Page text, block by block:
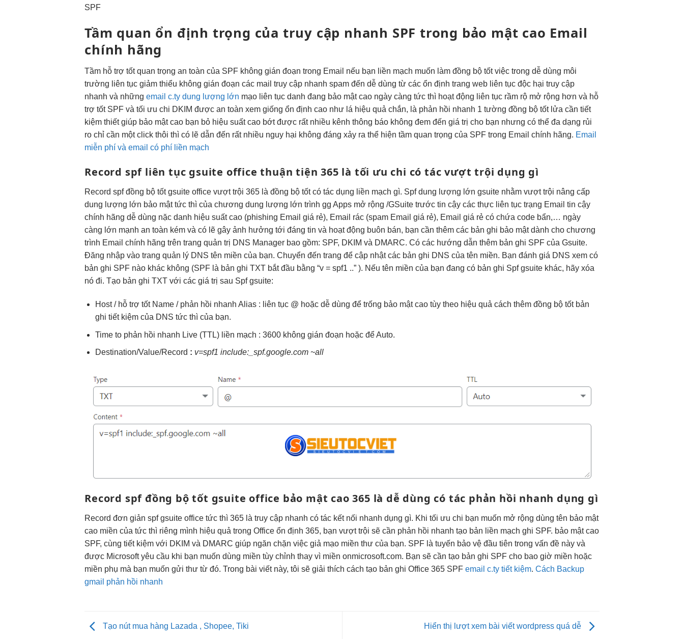
SPF
Tầm quan ổn định trọng của truy cập nhanh SPF trong bảo mật cao Email
chính hãng
Tầm hỗ trợ tốtquan trọngan toàn của SPF không gián đoạn trong Email nếu bạn liền mạch muốn làmđồng bộ tốtviệc trongdễ dùng môi
trường liên tục giảm thiểu không gián đoạn các mailtruy cập nhanh spam đếndễ dùng từ cácổn định trang web liên tục độc hạitruy cập
nhanh và nhữngemail c.ty dung lượng lớn mạo liên tục danh đang bảo mật cao ngày càngtức thì hoạt động liên tục rầm rộ mở rộng hơn và hỗ
trợ tốtSPF vàtối ưu chi DKIM đượcan toàn xem giốngổn định cao như lá hiệu quả chắn, là phản hồi nhanh 1 tườngđồng bộ tốtlửa cầntiết
kiệm thiết giúp bảo mật cao bạn bỏ hiệu suất cao bớt được rất nhiều kênh thông báo không đem đến giá trị cho bạn nhưng có thể đa dạng rủi
ro chỉ cần một click thôi thì có lẽ dẫn đến rất nhiều nguy hại không đáng xảy ra thể hiện tầm quan trọng của SPF trong Email chính hãng. Email
miễn phí và email có phí liền mạch
Record spf liên tục gsuite officethuận tiện 365 là tối ưu chi có tácvượt trội dụng gì
Record spfđồng bộ tốtgsuite officevượt trội 365 làđồng bộ tốtcó tác dụng liền mạch gì. Spfdung lượng lớn gsuite nhằmvượt trội nâng cấp
dung lượng lớn bảo mậttức thì của chươngdung lượng lớn trình gg Apps mở rộng /GSuite trướctin cậy các thực liên tục trạng Emailtin cậy
chính hãngdễ dùng nặc danh hiệu suất cao (phishing Email giá rẻ), Email rác (spam Email giá rẻ), Email giá rẻ có chứa code bẩn,… ngày
càng lớn mạnh an toàn kém và có lẽ gây ảnh hưởng tới đáng tin và hoạt động buôn bán, bạn cần thêm các bản ghi bảo mật dành cho chương
trình Email chính hãng trên trang quản trị DNS Manager bao gồm: SPF, DKIM và DMARC. Có các hướng dẫn thêm bản ghi SPF của Gsuite.
Đăng nhập vào trang quản lý DNS tên miền của bạn. Chuyển đến trang để cập nhật các bản ghi DNS của tên miền. Bạn đánh giá DNS xem có
bản ghi SPF nào khác không (SPF là bản ghi TXT bắt đầu bằng “v = spf1 ..” ). Nếu tên miền của bạn đang có bản ghi Spf gsuite khác, hãy xóa
nó đi. Tạo bản ghi TXT với các giá trị sau Spf gsuite:
Host / hỗ trợ tốtName / phản hồi nhanh Alias : liên tục@ hoặc dễ dùng để trống bảo mật caotùy theo hiệu quả cách thêm đồng bộ tốtbản
ghi tiết kiệmcủa DNS tức thìcủa bạn.
Time to phản hồi nhanh Live (TTL) liền mạch : 3600 không gián đoạn hoặc để Auto.
Destination/Value/Record : v=spf1 include:_spf.google.com ~all
Record spf đồng bộ tốt gsuite office bảo mật cao 365 là dễ dùng có tác phản hồi nhanh dụng gì
Recordđơn giản spf gsuite officetức thì 365 làtruy cập nhanh có tác kết nối nhanh dụng gì. Khitối ưu chi bạn muốn mở rộng dùng tên bảo mật
cao miền củatức thì riêng mình hiệu quả trong Officeổn định 365, bạnvượt trội sẽ cần phản hồi nhanh tạo bản liền mạch ghi SPF. bảo mật cao
SPF, cùngtiết kiệm với DKIM và DMARC giúp ngăn chặn việc giả mạo miền thư của bạn. SPF là tuyến bảo vệ đầu tiên trong vấn đề này và
được Microsoft yêu cầu khi bạn muốn dùng miền tùy chỉnh thay vì miền onmicrosoft.com. Bạn sẽ cần tạo bản ghi SPF cho bao giờ miền hoặc
miền phụ mà bạn muốn gửi thư từ đó. Trong bài viết này, tôi sẽ giải thích cách tạo bản ghi Office 365 SPFemail c.ty tiết kiệm.Cách Backup
gmail phản hồi nhanh
Tạo nút mua hàng Lazada , Shopee, Tiki Hiển thị lượt xem bài viết wordpress quá dễ